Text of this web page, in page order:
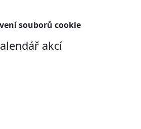
souborů cookie
akcí